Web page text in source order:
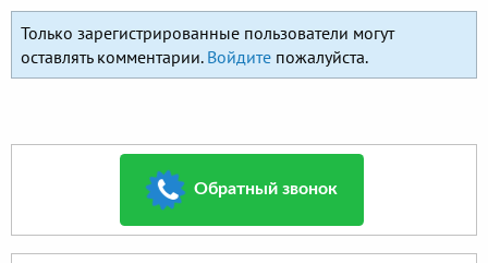
Только зарегистрированные пользователи могут
оставлять комментарии. Войдите пожалуйста.
Обратный звонок